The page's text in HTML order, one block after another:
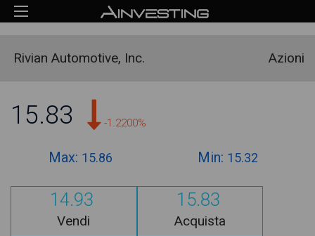
Rivian Automotive, Inc. Azioni
15.83 -1.2200%
Max: 15.86 Min: 15.32
14.93
Vendi
15.83
Acquista